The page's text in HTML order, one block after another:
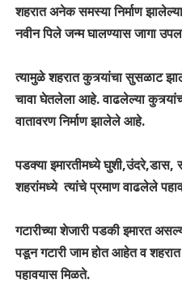
शहरात अनेक समस्या निर्माण
नवीन पिले जन्म घालण्यास जागा
त्यामुळे शहरात कुत्र्यांचा सुसळाट
चावा घेतलेला आहे. वाढलेल्या
वातावरण निर्माण झालेले आहे.
पडक्या इमारतीमध्ये घुशी,उंदरे,डास,
शहरांमध्ये त्यांचे प्रमाण वाढलेले
गटारीच्या शेजारी पडकी इमारत
पडून गटारी जाम होत आहेत व शहरात
पहावयास मिळते.